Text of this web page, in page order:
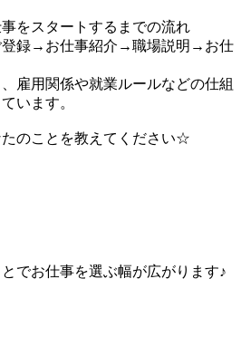
をスタートするまでの流れ
録→お仕事紹介→職場説明→お仕
雇用関係や就業ルールなどの仕組
います。
たのことを教えてください☆
でお仕事を選ぶ幅が広がります♪